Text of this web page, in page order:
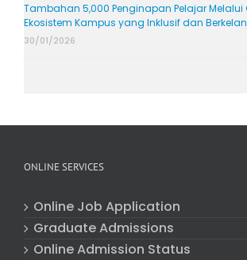
Tambahan 5,000 Penginapan Pelajar Melalui
Ekosistem Kampus yang Inklusif dan
30/01/2026
ONLINE SERVICES
Online Job Application
Graduate Admissions
Online Admission Status